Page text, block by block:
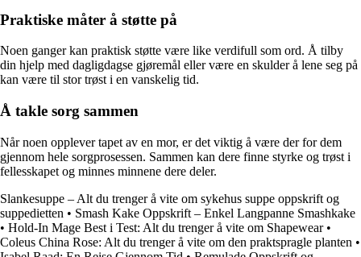
Praktiske måter å støtte på
Noen ganger kan praktisk støtte være like verdifull som ord. Å tilby
din hjelp med dagligdagse gjøremål eller være en skulder å lene seg på
kan være til stor trøst i en vanskelig tid.
Å takle sorg sammen
Når noen opplever tapet av en mor, er det viktig å være der for dem
gjennom hele sorgprosessen. Sammen kan dere finne styrke og trøst i
fellesskapet og minnes minnene dere deler.
Slankesuppe – Alt du trenger å vite om sykehus suppe oppskrift og
suppedietten • Smash Kake Oppskrift – Enkel Langpanne Smashkake
• Hold-In Mage Best i Test: Alt du trenger å vite om Shapewear•
Coleus China Rose: Alt du trenger å vite om den praktspragle planten •